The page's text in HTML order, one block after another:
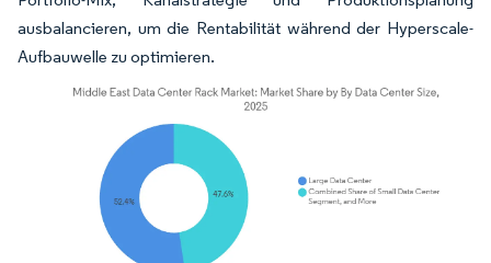
ausbalancieren, um die Rentabilität während der Hyperscale-
Aufbauwelle zu optimieren.